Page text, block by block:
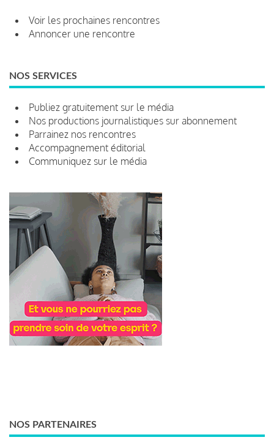
Voir les prochaines rencontres
Annoncer une rencontre
NOS SERVICES
Publiez gratuitement sur le média
Nos productions journalistiques sur abonnement
Parrainez nos rencontres
Accompagnement éditorial
Communiquez sur le média
NOS PARTENAIRES